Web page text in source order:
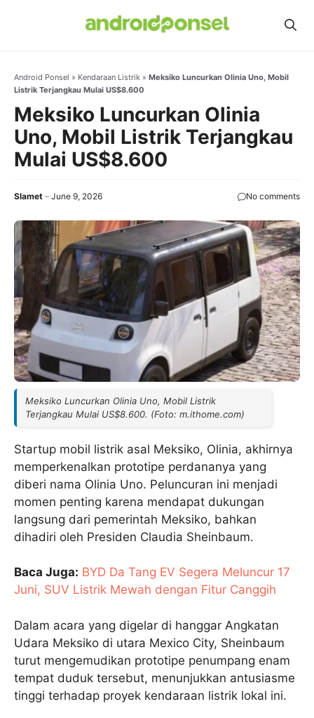
Android Ponsel » Kendaraan Listrik » Meksiko Luncurkan Olinia Uno, Mobil
Listrik Terjangkau Mulai US$8.600
Meksiko Luncurkan Olinia
Uno, Mobil Listrik Terjangkau
Mulai US$8.600
Slamet June 9, 2026 No comments
Meksiko Luncurkan Olinia Uno, Mobil Listrik
Terjangkau Mulai US$8.600. (Foto: m.ithome.com)
Startup mobil listrik asal Meksiko, Olinia, akhirnya
memperkenalkan prototipe perdananya yang
diberi nama Olinia Uno. Peluncuran ini menjadi
momen penting karena mendapat dukungan
langsung dari pemerintah Meksiko, bahkan
dihadiri oleh Presiden Claudia Sheinbaum.
Baca Juga: BYD Da Tang EV Segera Meluncur 17
Juni, SUV Listrik Mewah dengan Fitur Canggih
Dalam acara yang digelar di hanggar Angkatan
Udara Meksiko di utara Mexico City, Sheinbaum
turut mengemudikan prototipe penumpang enam
tempat duduk tersebut, menunjukkan antusiasme
tinggi terhadap proyek kendaraan listrik lokal ini.